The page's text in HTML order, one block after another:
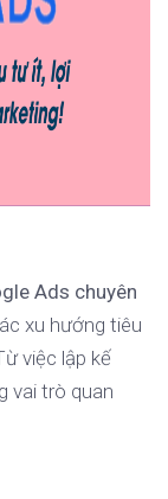
Ads chuyên
xu hướng tiêu
việc lập kế
vai trò quan